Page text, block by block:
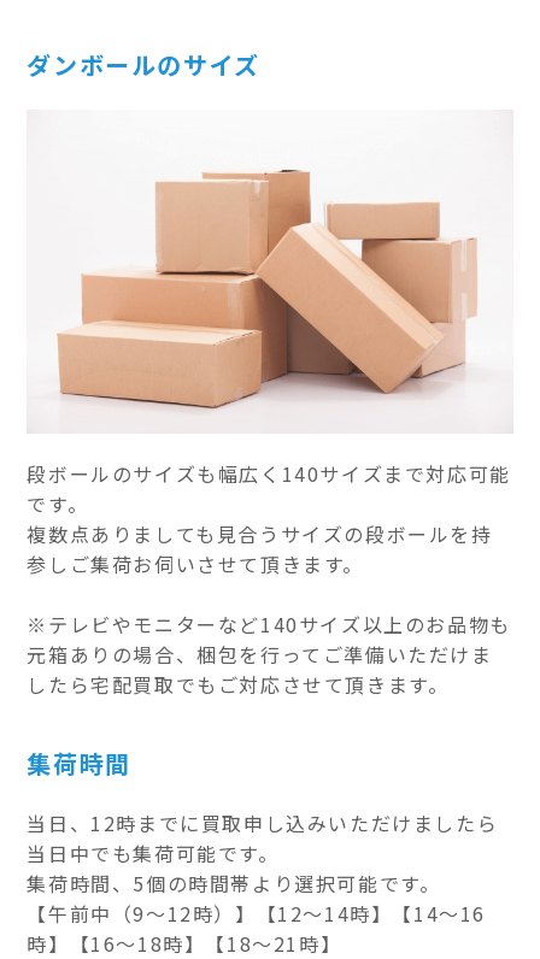
ダンボールのサイズ
段ボールのサイズも幅広く140サイズまで対応可能
です。
複数点ありましても見合うサイズの段ボールを持
参しご集荷お伺いさせて頂きます。
※テレビやモニターなど140サイズ以上のお品物も
元箱ありの場合、梱包を行ってご準備いただけま
したら宅配買取でもご対応させて頂きます。
集荷時間
当日、12時までに買取申し込みいただけましたら
当日中でも集荷可能です。
集荷時間、5個の時間帯より選択可能です。
【午前中（9～12時）】【12～14時】【14～16
時】【16～18時】【18～21時】